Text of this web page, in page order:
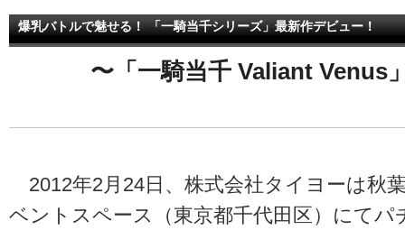
爆乳バトルで魅せる！ 「一騎当千シリーズ」最新作デビュー！
〜「一騎当千 Valiant Venus
2012年2月24日、株式会社タイヨーは秋
ベントスペース（東京都千代田区）にてパ